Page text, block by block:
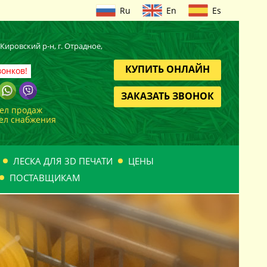
Ru En Es
Кировскийр-н, г. Отрадное,
продаж
снабжения
КУПИТЬ ОНЛАЙН
ЗАКАЗАТЬ ЗВОНОК
ЛЕСКА ДЛЯ 3D ПЕЧАТИ
ЦЕНЫ
ПОСТАВЩИКАМ